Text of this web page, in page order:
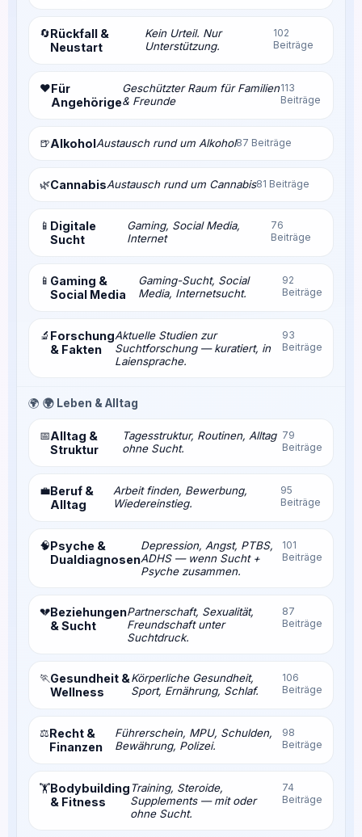
🔄Rückfall &
Neustart
Kein Urteil. Nur
Unterstützung.
102
Beiträge
❤️Für
Angehörige
Geschützter Raum für Familien
& Freunde
113
Beiträge
🍺AlkoholAustausch rund um Alkohol87 Beiträge
🌿CannabisAustausch rund um Cannabis81 Beiträge
📱 Digitale
Sucht
Gaming, Social Media,
Internet
76
Beiträge
📱 Gaming &
Social Media
Gaming-Sucht, Social
Media, Internetsucht.
92
Beiträge
🔬 Forschung
& Fakten
Aktuelle Studien zur
Suchtforschung — kuratiert, in
Laiensprache.
93
Beiträge
🌍 🌍 Leben & Alltag
📅Alltag &
Struktur
Tagesstruktur, Routinen, Alltag
ohne Sucht.
79
Beiträge
💼Beruf &
Alltag
Arbeit finden, Bewerbung,
Wiedereinstieg.
95
Beiträge
🧠Psyche &
Dualdiagnosen
Depression, Angst, PTBS,
ADHS — wenn Sucht +
Psyche zusammen.
101
Beiträge
💔Beziehungen
& Sucht
Partnerschaft, Sexualität,
Freundschaft unter
Suchtdruck.
87
Beiträge
🏃Gesundheit &
Wellness
Körperliche Gesundheit,
Sport, Ernährung, Schlaf.
106
Beiträge
⚖️Recht &
Finanzen
Führerschein, MPU, Schulden,
Bewährung, Polizei.
98
Beiträge
🏋️Bodybuilding
& Fitness
Training, Steroide,
Supplements — mit oder
ohne Sucht.
74
Beiträge